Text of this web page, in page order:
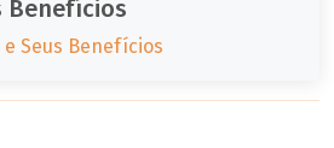
Benefícios
e Seus Benefícios